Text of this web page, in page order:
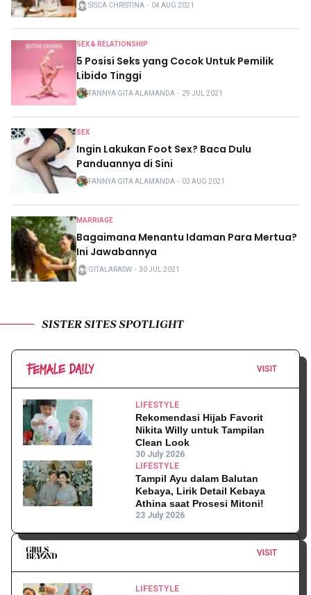
SISCA CHRISTINA ・ 04 AUG 2021
SEX & RELATIONSHIP
5 Posisi Seks yang Cocok Untuk Pemilik
Libido Tinggi
FANNYA GITA ALAMANDA ・ 29 JUL 2021
SEX
Ingin Lakukan Foot Sex? Baca Dulu
Panduannya di Sini
FANNYA GITA ALAMANDA ・ 03 AUG 2021
MARRIAGE
Bagaimana Menantu Idaman Para Mertua?
Ini Jawabannya
GITALARASW ・ 30 JUL 2021
SISTER SITES SPOTLIGHT
VISIT
LIFESTYLE
Rekomendasi Hijab Favorit
Nikita Willy untuk Tampilan
Clean Look
30 July 2026
LIFESTYLE
Tampil Ayu dalam Balutan
Kebaya, Lirik Detail Kebaya
Athina saat Prosesi Mitoni!
23 July 2026
VISIT
LIFESTYLE